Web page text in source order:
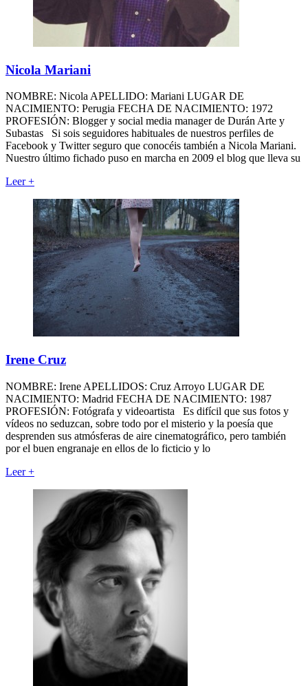
Nicola Mariani
NOMBRE: Nicola APELLIDO: Mariani LUGAR DE
NACIMIENTO: Perugia FECHA DE NACIMIENTO: 1972
PROFESIÓN: Blogger y social media manager de Durán Arte y
Subastas Si sois seguidores habituales de nuestros perfiles de
Facebook y Twitter seguro que conocéis también a Nicola Mariani.
Nuestro último fichado puso en marcha en 2009 el blog que lleva su
Leer+
Irene Cruz
NOMBRE: Irene APELLIDOS: Cruz Arroyo LUGAR DE
NACIMIENTO: Madrid FECHA DE NACIMIENTO: 1987
PROFESIÓN: Fotógrafa y videoartista Es difícil que sus fotos y
vídeos no seduzcan, sobre todo por el misterio y la poesía que
desprenden sus atmósferas de aire cinematográfico, pero también
por el buen engranaje en ellos de lo ficticio y lo
Leer+